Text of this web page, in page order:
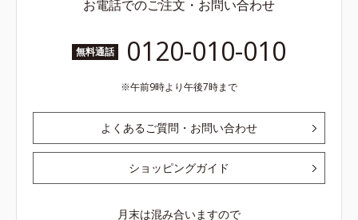
お電話でのご注文・お問い合わせ
無料通話 0120-010-010
午前9時より午後7時まで
よくあるご質問・お問い合わせ
ショッピングガイド
月末は混み合いますので